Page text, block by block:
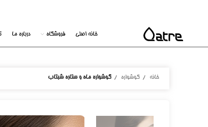
خانه اصلی فروشگاه درباره ما
خانه گوشواره گوشواره ماه و ستاره شبتاب